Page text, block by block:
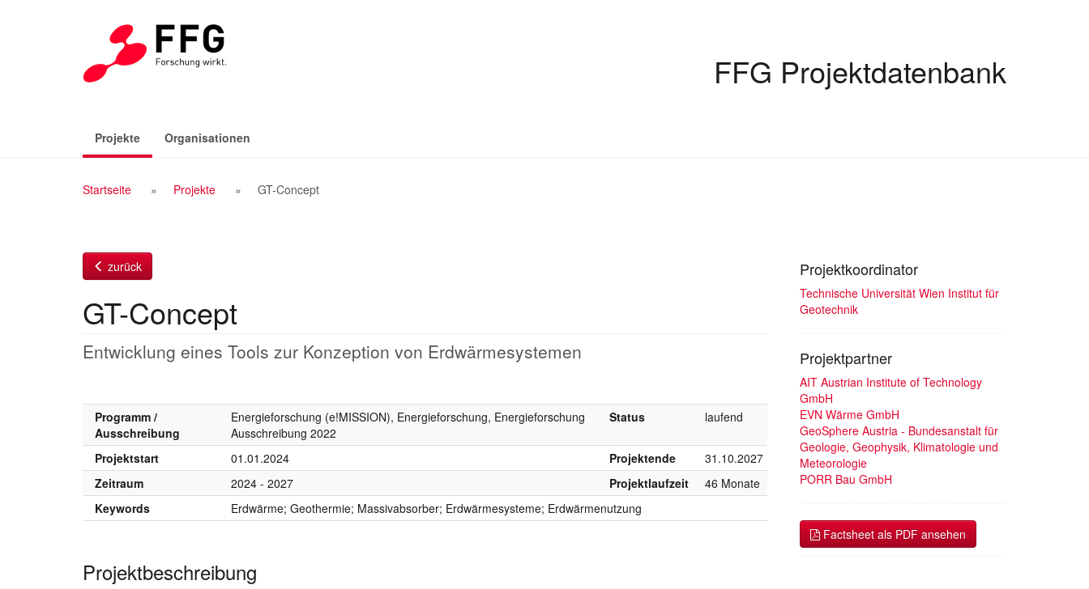
FFG Projektdatenbank
Projekte(aktiv)Organisationen
Breadcrumb
Startseite Projekte GT-Concept
zurück
GT-Concept
Entwicklung eines Tools zur Konzeption von Erdwärmesystemen
Programm /
Ausschreibung
Energieforschung (e!MISSION), Energieforschung, Energieforschung
Ausschreibung 2022
Status laufend
Projektstart 01.01.2024 Projektende
31.10.2027
Zeitraum
2024 - 2027 Projektlaufzeit
46 Monate
Keywords
Erdwärme; Geothermie; Massivabsorber; Erdwärmesysteme; Erdwärmenutzung
Projektbeschreibung
Projektkoordinator
Technische Universität Wien Institut für
Geotechnik
Projektpartner
AIT Austrian Institute of Technology
GmbH
EVN Wärme GmbH
GeoSphere Austria - Bundesanstalt für
Geologie, Geophysik, Klimatologie und
Meteorologie
PORR Bau GmbH
Factsheet als PDF ansehen